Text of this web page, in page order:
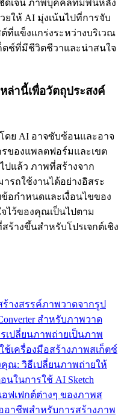
ดเจน ภาพบุคคลที่มีพื้นหลัง
ยให้ AI มุ่งเน้นไปที่การจับ
แข็งแกร่งระหว่างบริเวณ
ตช์ที่มีชีวิตชีวาและน่าสนใจ
ล่านี้เพื่อวัตถุประสงค์
ดย AI อาจซับซ้อนและอาจ
ของแพลตฟอร์มและเขต
แล้ว ภาพที่สร้างจาก
รถใช้งานได้อย่างอิสระ
อกำหนดและเงื่อนไขของ
จไว้ของคุณเป็นไปตาม
ร้างขึ้นสำหรับโปรเจกต์เชิง
างสรรค์ภาพวาดจากรูป
สำหรับภาพวาด
เปลี่ยนภาพถ่ายเป็นภาพ
เครื่องมือสร้างภาพสเก็ตช์
ณ: วิธีเปลี่ยนภาพถ่ายให้
ในการใช้ AI Sketch
อฟเฟกต์ต่างๆ ของภาพส
อาชีพสำหรับการสร้างภาพ